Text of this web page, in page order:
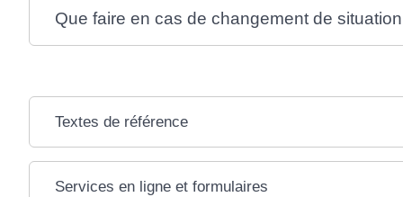
Que faire en cas de changement de
Textes de référence
Services en ligne et formulaires